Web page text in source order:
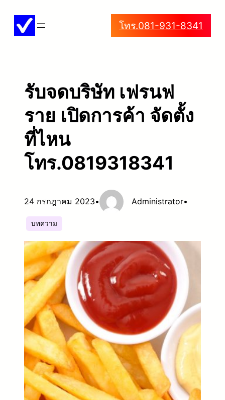
โทร.081-931-8341
รับจดบริษัท เฟรนฟ
ราย เปิดการค้า จัดตั้ง
ที่ไหน
โทร.0819318341
24 กรกฎาคม 2023• Administrator•
บทความ